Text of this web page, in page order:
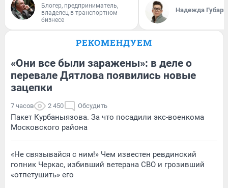
Блогер, предприниматель,
владелец в транспортном
бизнесе
Надежда Губарь
РЕКОМЕНДУЕМ
«Они все были заражены»: в деле о
перевале Дятлова появились новые
зацепки
7 часов 2 450 Обсудить
Пакет Курбаныязова. За что посадили экс-военкома
Московского района
«Не связывайся с ним!» Чем известен ревдинский
гопник Черкас, избивший ветерана СВО и грозивший
«отпетушить» его